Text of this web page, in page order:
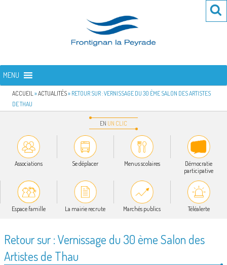
FRONTIGNAN LA PEYRADE
MENU
ACCUEIL »ACTUALITÉS» RETOUR SUR : VERNISSAGE DU 30 ÈME SALON DES ARTISTES
DE THAU
EN UN CLIC
Associations Se déplacer Menus scolaires
Démocratie
participative
Espace famille La mairie recrute Marchés publics Téléalerte
Retour sur : Vernissage du 30 ème Salon des
Artistes de Thau